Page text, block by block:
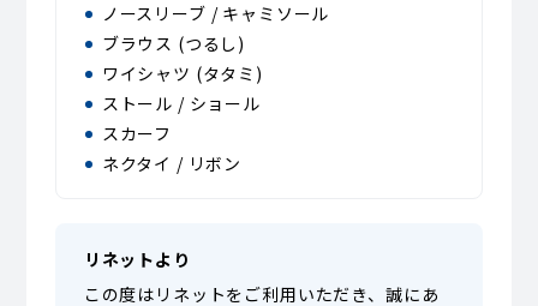
ノースリーブ / キャミソール
ブラウス (つるし)
ワイシャツ (タタミ)
ストール / ショール
スカーフ
ネクタイ / リボン
リネットより
この度はリネットをご利用いただき、誠にあ